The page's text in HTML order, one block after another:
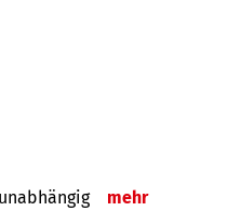
mehr